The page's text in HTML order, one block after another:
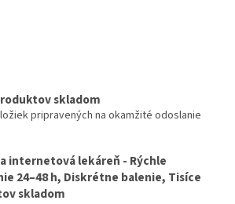
skladom
pripravených na okamžité odoslanie
internetová lekáreň - Rýchle
24–48 h, Diskrétne balenie, Tisíce
skladom